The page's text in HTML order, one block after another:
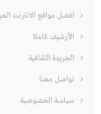
افضل مواقع الانترنت العربية
الأرشيف كاملا
الجريدة الثقافية
تواصل معنا
سياسة الخصوصية